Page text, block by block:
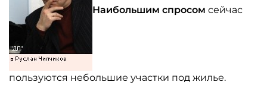
Наибольшим спросом сейчас
пользуются небольшие участки под жилье.